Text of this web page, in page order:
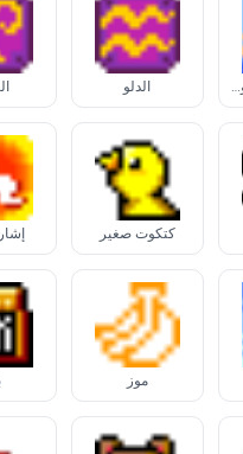
وجه بفم مفتوح وعرق بارد الدلو
كتكوت صغير
موز